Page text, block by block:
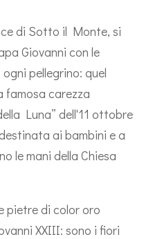
di Sotto il Monte, si
Giovanni con le
pellegrino: quel
famosa carezza
Luna” dell'11 ottobre
ai bambini e a
le mani della Chiesa
pietre di color oro
XXIII: sono i fiori